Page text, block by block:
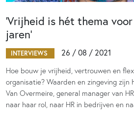
‘Vrijheid is hét thema
jaren’
INTERVIEWS 26 / 08 / 2021
Hoe bouw je vrijheid, vertrouwen en
organisatie? Waarden en zingeving
Van Overmeire, general manager van
naar haar rol, naar HR in bedrijven en